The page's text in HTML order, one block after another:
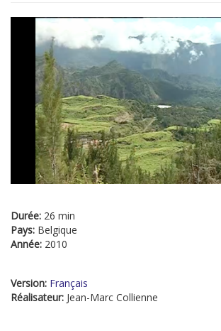
Durée: 26 min
Pays: Belgique
Année: 2010
Version: Français
Réalisateur: Jean-Marc Collienne